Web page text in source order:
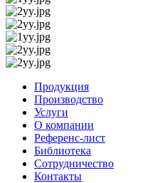
Продукция
Производство
Услуги
О компании
Референс-лист
Библиотека
Сотрудничество
Контакты